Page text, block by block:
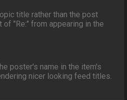
title rather than the post
"Re:" from appearing in the
poster's name in the item's
nicer looking feed titles.